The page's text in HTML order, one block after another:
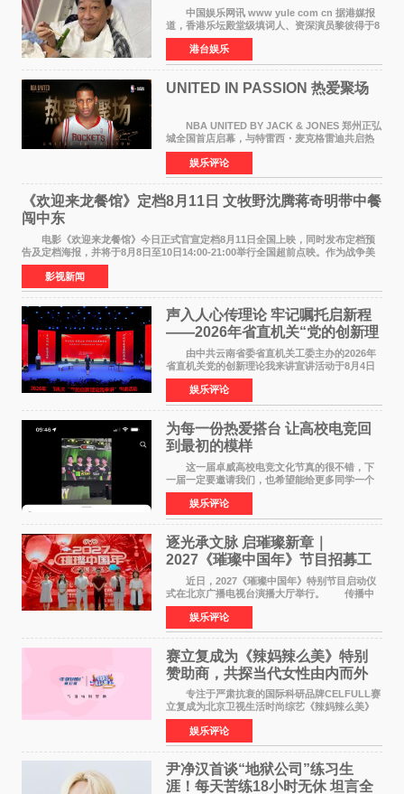
中国娱乐网讯 www yule com cn 据港媒报
道，香港乐坛殿堂级填词人、资深演员黎彼得于8
月5日上午因病离世，终年76岁。好友钟志光透
露，黎彼得今年3月中风后便卧床休养，身体机能
持续衰退，最
港台娱乐
UNITED IN PASSION 热爱聚场
NBA UNITED BY JACK & JONES 郑州正弘
城全国首店启幕，与特雷西・麦克格雷迪共启热
爱 2026 年7 月21 日，
NBAUNITEDBYJACK&JONES 全国首店，于郑
州正弘城正式启幕。NBA 传奇球星
娱乐评论
《欢迎来龙餐馆》定档8月11日 文牧野沈腾蒋奇明带中餐
闯中东
电影《欢迎来龙餐馆》今日正式官宣定档8月11日全国上映，同时发布定档预
告及定档海报，并将于8月8日至10日14:00-21:00举行全国超前点映。作为战争美
食大片，影片讲述的是中国厨师徐福（沈腾
影视新闻
声入人心传理论 牢记嘱托启新程
——2026年省直机关“党的创新理
论我来讲”宣讲活动圆满落幕
由中共云南省委省直机关工委主办的2026年
省直机关党的创新理论我来讲宣讲活动于8月4日
至5日在昆明举办。活动以 "牢记嘱托 感恩奋进
开创云南发展新局面 "为主题，坚持以新时代中国
特色社会主义
娱乐评论
为每一份热爱搭台 让高校电竞回
到最初的模样
这一届卓威高校电竞文化节真的很不错，下
一届一定要邀请我们，也希望能给更多同学一个
来到现场的机会。 2026卓威高校电竞文化节
已经落下帷幕，在活动结束后，仍有不少高校电
竞社负责人和现
娱乐评论
逐光承文脉 启璀璨新章｜
2027《璀璨中国年》节目招募工
作圆满启动
近日，2027《璀璨中国年》特别节目启动仪
式在北京广播电视台演播大厅举行。 传播中
华优秀传统文化，弘扬纯正国风艺术，打造高规
格、高质感、正能量的文艺盛典，是璀璨中国年
矢志不渝的初心
娱乐评论
赛立复成为《辣妈辣么美》特别
赞助商，共探当代女性由内而外
活力美
专注于严肃抗衰的国际科研品牌CELFULL赛
立复成为北京卫视生活时尚综艺《辣妈辣么美》
的特别赞助商,明星辣妈袁咏仪倾情参与，向广大
都市女性传递健康生活新主张，寄语当代女性在
家庭与自我之间
娱乐评论
尹净汉首谈“地狱公司”练习生
涯！每天苦练18小时无休 坦言全